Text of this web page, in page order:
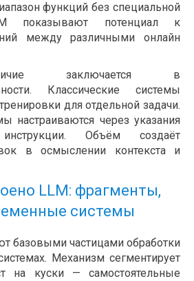
функций без специальной
показывают потенциал к
между различными онлайн
заключается в
Классические системы
для отдельной задачи.
настраиваются через указания
Объём создаёт
в осмыслении контекста и
LLM: фрагменты,
системы
базовыми частицами обработки
Механизм сегментирует
на куски — самостоятельные